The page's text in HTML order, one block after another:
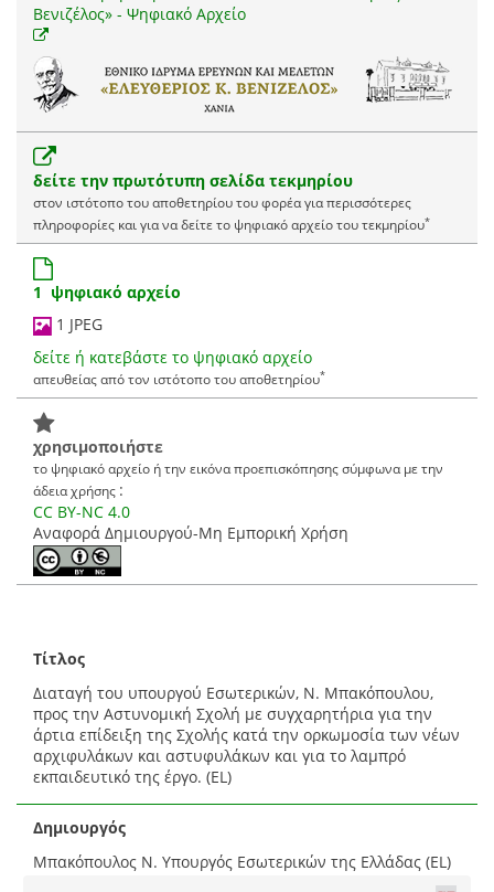
Βενιζέλος» - Ψηφιακό Αρχείο
δείτε την πρωτότυπη σελίδα τεκμηρίου
στον ιστότοπο του αποθετηρίου του φορέα για περισσότερες
πληροφορίες και για να δείτε το ψηφιακό αρχείο του τεκμηρίου*
1 ψηφιακό αρχείο
1 JPEG
δείτε ή κατεβάστε το ψηφιακό αρχείο
απευθείας από τον ιστότοπο του αποθετηρίου*
χρησιμοποιήστε
το ψηφιακό αρχείο ή την εικόνα προεπισκόπησης σύμφωνα με την
άδεια χρήσης :
CC BY-NC 4.0
Αναφορά Δημιουργού-Μη Εμπορική Χρήση
Τίτλος
Διαταγή του υπουργού Εσωτερικών, Ν. Μπακόπουλου,
προς την Αστυνομική Σχολή με συγχαρητήρια για την
άρτια επίδειξη της Σχολής κατά την ορκωμοσία των νέων
αρχιφυλάκων και αστυφυλάκων και για το λαμπρό
εκπαιδευτικό της έργο. (EL)
Δημιουργός
Μπακόπουλος Ν. Υπουργός Εσωτερικών της Ελλάδας (EL)